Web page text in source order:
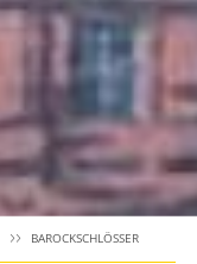
BAROCKSCHLÖSSER